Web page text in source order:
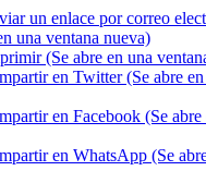
un enlace por correo
una ventana nueva)
(Se abre en una
en Twitter (Se abre en
en Facebook (Se abre
en WhatsApp (Se